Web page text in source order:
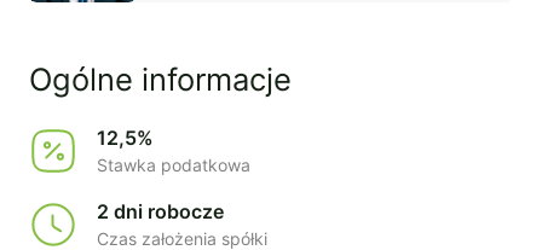
Ogólne informacje
12,5%
Stawka podatkowa
2 dni robocze
Czas założenia spółki